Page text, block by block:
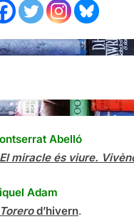
Abelló
El miracle és viure.
Adam
Torerod’hivern.